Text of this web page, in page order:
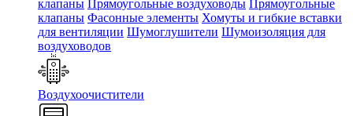
клапаны Прямоугольные воздуховоды Прямоугольные
клапаны Фасонные элементы Хомуты и гибкие вставки
для вентиляции Шумоглушители Шумоизоляция для
воздуховодов
Воздухоочистители